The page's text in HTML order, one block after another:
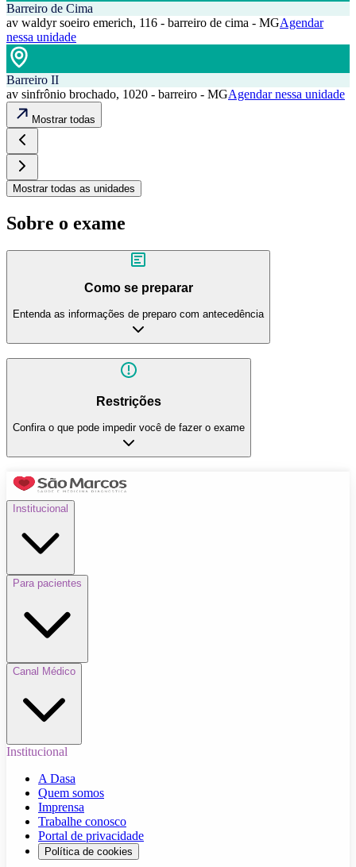
Barreiro de Cima
av waldyr soeiro emerich, 116 - barreiro de cima - MGAgendar
nessa unidade
Barreiro II
av sinfrônio brochado, 1020 - barreiro - MGAgendar nessa unidade
Mostrar todas
Mostrar todas as unidades
Sobre o exame
Como se preparar
Entenda as informações de preparo com antecedência
Restrições
Confira o que pode impedir você de fazer o exame
Institucional
Para pacientes
Canal Médico
Institucional
A Dasa
Quem somos
Imprensa
Trabalhe conosco
Portal de privacidade
Política de cookies